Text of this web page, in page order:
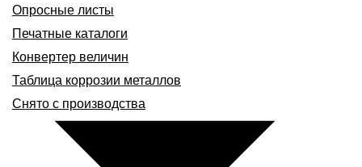
Опросные листы
Печатные каталоги
Конвертер величин
Таблица коррозии металлов
Снято с производства